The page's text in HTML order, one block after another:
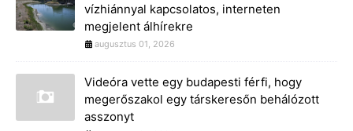
vízhiánnyal kapcsolatos, interneten
megjelent álhírekre
augusztus 01, 2026
Videóra vette egy budapesti férfi, hogy
megerőszakol egy társkeresőn behálózott
asszonyt